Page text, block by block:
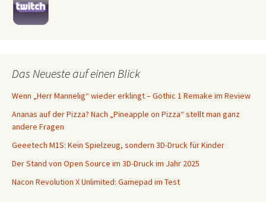
Das Neueste auf einen Blick
Wenn „Herr Mannelig“ wieder erklingt – Gothic 1 Remake im Review
Ananas auf der Pizza? Nach „Pineapple on Pizza“ stellt man ganz
andere Fragen
Geeetech M1S: Kein Spielzeug, sondern 3D-Druck für Kinder
Der Stand von Open Source im 3D-Druck im Jahr 2025
Nacon Revolution X Unlimited: Gamepad im Test